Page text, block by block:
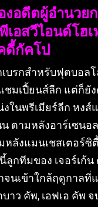
งอดีตผู้อํานวย
เอสวีไอนด์โฮ
ดี้กัคโป
บรกสําหรับฟุตบอลโ
มเปี้ยนส์ลีก แต่ก็ยั
ในพรีเมียร์ลีก หงส์
ตามหลังอาร์เซนอ
ลังแมนเชสเตอร์ซิ
ลูกทีมของ เจอร์เก้น
นเข้าใกล้ฤดูกาลที่
าว คัพ, เอฟเอ คัพ